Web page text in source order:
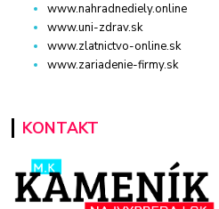
www.nahradnediely.online
www.uni-zdrav.sk
www.zlatnictvo-online.sk
www.zariadenie-firmy.sk
KONTAKT